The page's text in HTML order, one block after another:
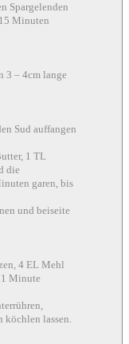
Spargelenden
Minuten
3 – 4cm lange
Sud auffangen
1 TL
die
garen, bis
und beiseite
4 EL Mehl
Minute
köchlen lassen.